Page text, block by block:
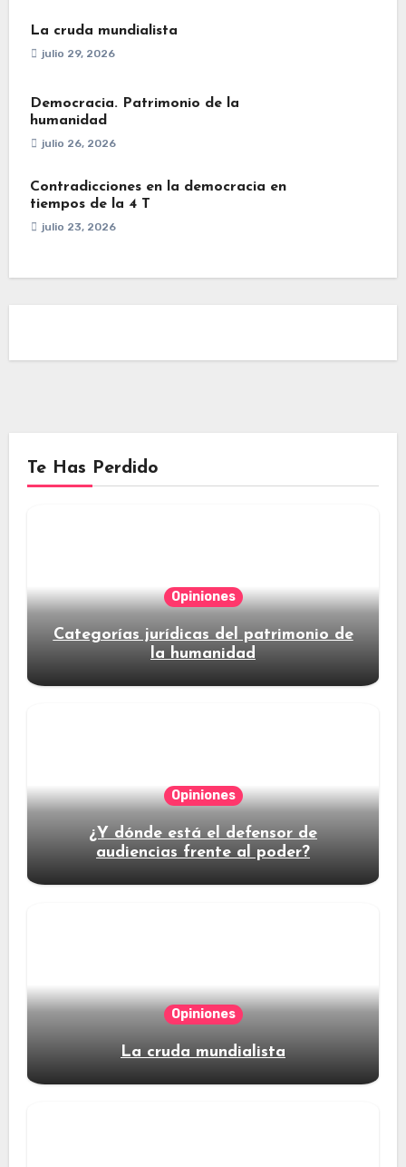
La cruda mundialista
julio 29, 2026
Democracia. Patrimonio de la
humanidad
julio 26, 2026
Contradicciones en la democracia en
tiempos de la 4 T
julio 23, 2026
Te Has Perdido
Opiniones
Categorías jurídicas del patrimonio de
la humanidad
Opiniones
¿Y dónde está el defensor de
audiencias frente al poder?
Opiniones
La cruda mundialista